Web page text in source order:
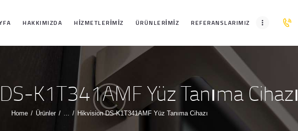
HAKKIMIZDA HIZMETLERIMIZ ÜRÜNLERIMIZ REFERANSLARIMIZ
K1T341AMF Yüz Tanıma Cihazı
Home Ürünler ... Hikvision DS-K1T341AMF Yüz Tanıma Cihazı
ANASAYFA
HAKKIMIZDA
HIZMETLERIMIZ
ÜRÜNLERIMIZ